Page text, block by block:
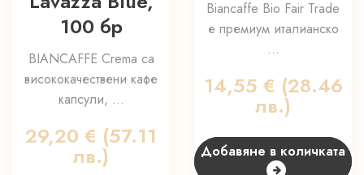
100 бр
BIANCAFFE Crema са
висококачествени кафе
капсули, ...
29,20 € (57.11
лв.)
Biancaffe Bio Fair Trade
е премиум италианско
...
14,55 € (28.46
лв.)
Добавяне в количката